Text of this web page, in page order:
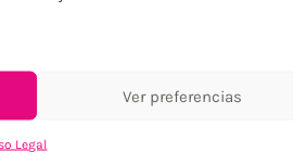
Ver preferencias
Legal